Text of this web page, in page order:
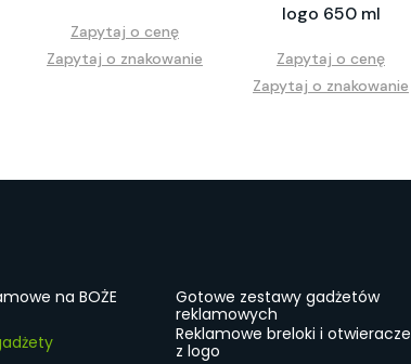
Zapytaj o cenę
Zapytaj o znakowanie
logo 650 ml
Zapytaj o cenę
Zapytaj o znakowanie
na BOŻE
Gotowe zestawy gadżetów
reklamowych
Reklamowe breloki i otwieracze
z logo